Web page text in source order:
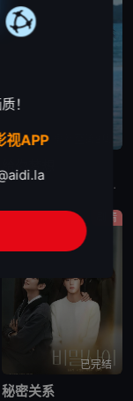
韩剧《给你梦想》又名：Dream For You,그대에게 드림，讲述了：该剧是一部浪漫喜剧，讲述了连一个梦想都无所畏惧的十几岁，被现实挡住而受挫的二十几岁，像变成那样的大人的三十几岁的记者李载与一个
剧情
已完结
秘密关系
！
视APP